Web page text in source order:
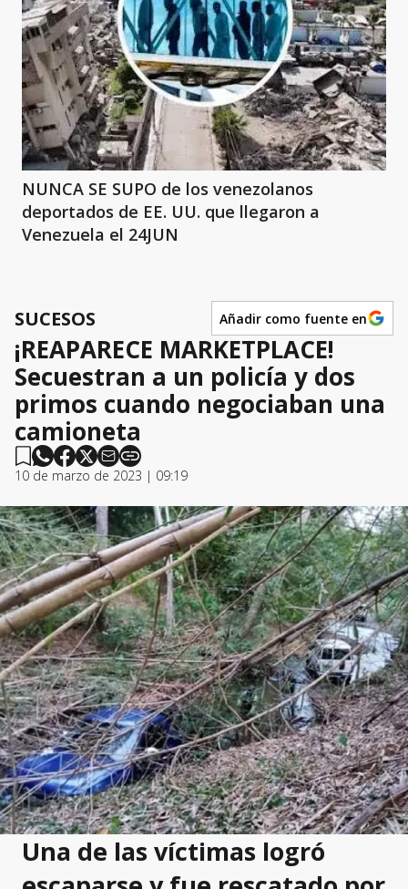
NUNCA SE SUPO de los venezolanos
deportados de EE. UU. que llegaron a
Venezuela el 24JUN
SUCESOS Añadir como fuente en
¡REAPARECE MARKETPLACE!
Secuestran a un policía y dos
primos cuando negociaban una
camioneta
10 de marzo de 2023 | 09:19
Una de las víctimas logró